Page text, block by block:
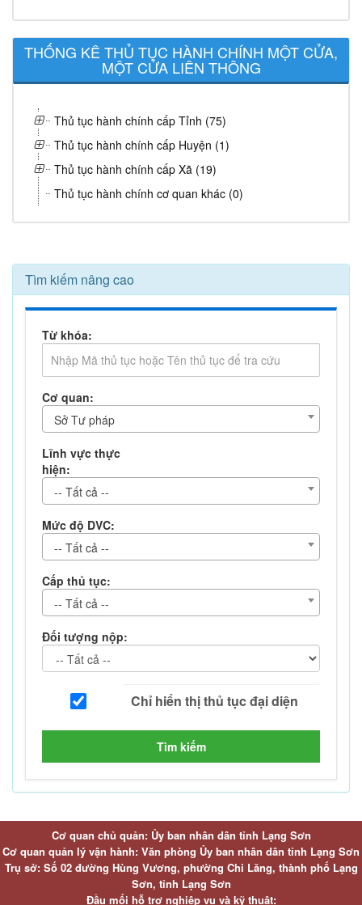
THỐNG KÊ THỦ TỤC HÀNH CHÍNH MỘT CỬA,
MỘT CỬA LIÊN THÔNG
Thủ tục hành chính cấp Tỉnh (75)
Thủ tục hành chính cấp Huyện (1)
Thủ tục hành chính cấp Xã (19)
Thủ tục hành chính cơ quan khác (0)
Tìm kiếm nâng cao
Từ khóa:
Cơ quan:
Sở Tư pháp
Lĩnh vực thực
hiện:
-- Tất cả --
Mức độ DVC:
-- Tất cả --
Cấp thủ tục:
-- Tất cả --
Đối tượng nộp:
Tìm kiếm
Cơ quan chủ quản: Ủy ban nhân dân tỉnh Lạng Sơn
Cơ quan quản lý vận hành: Văn phòng Ủy ban nhân dân tỉnh Lạng Sơn
Trụ sở: Số 02 đường Hùng Vương, phường Chi Lăng, thành phố Lạng
Sơn, tỉnh Lạng Sơn
Đầu mối hỗ trợ nghiệp vụ và kỹ thuật: